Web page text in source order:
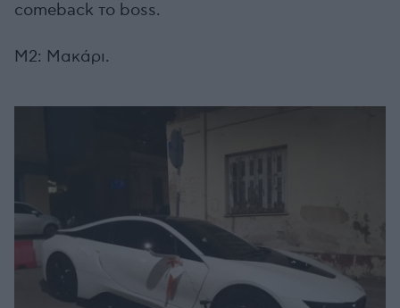
comeback το boss.
Μ2: Μακάρι.